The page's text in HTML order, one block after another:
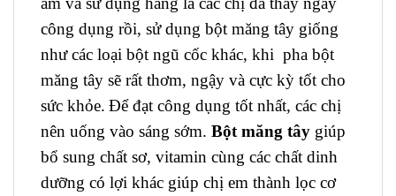
công dụng rồi, sử dụng bột măng tây giống
như các loại bột ngũ cốc khác, khi pha bột
măng tây sẽ rất thơm, ngậy và cực kỳ tốt cho
sức khỏe. Để đạt công dụng tốt nhất, các chị
nên uống vào sáng sớm. Bột măng tây giúp
bổ sung chất sơ, vitamin cùng các chất dinh
dưỡng có lợi khác giúp chị em thành lọc cơ